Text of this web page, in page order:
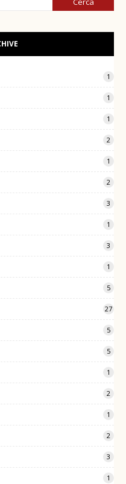
1
1
1
2
1
2
3
1
3
1
5
27
5
5
1
2
1
2
3
1